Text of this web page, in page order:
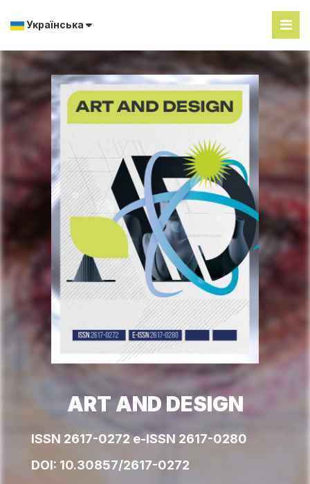
Українська
ART AND DESIGN
ISSN 2617-0272 e-ISSN 2617-0280
DOI: 10.30857/2617-0272